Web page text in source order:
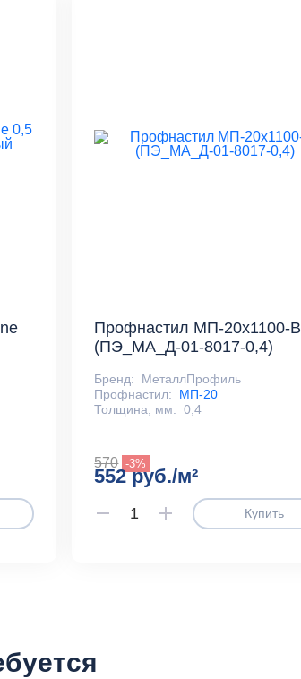
Профнастил МП-20x1100-B
(ПЭ_МА_Д-01-8017-0,4)
Бренд:
МеталлПрофиль
Профнастил:
МП-20
Толщина, мм: 0,4
570 -3%
552 руб./м²
Купить